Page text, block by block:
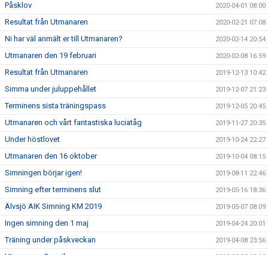
Påsklov 2020-04-01 08:00
Resultat från Utmanaren 2020-02-21 07:08
Ni har väl anmält er till Utmanaren? 2020-02-14 20:54
Utmanaren den 19 februari 2020-02-08 16:59
Resultat från Utmanaren 2019-12-13 10:42
Simma under juluppehållet 2019-12-07 21:23
Terminens sista träningspass 2019-12-05 20:45
Utmanaren och vårt fantastiska luciatåg 2019-11-27 20:35
Under höstlovet 2019-10-24 22:27
Utmanaren den 16 oktober 2019-10-04 08:15
Simningen börjar igen! 2019-08-11 22:46
Simning efter terminens slut 2019-05-16 18:36
Älvsjö AIK Simning KM 2019 2019-05-07 08:09
Ingen simning den 1 maj 2019-04-24 20:01
Träning under påskveckan 2019-04-08 23:56